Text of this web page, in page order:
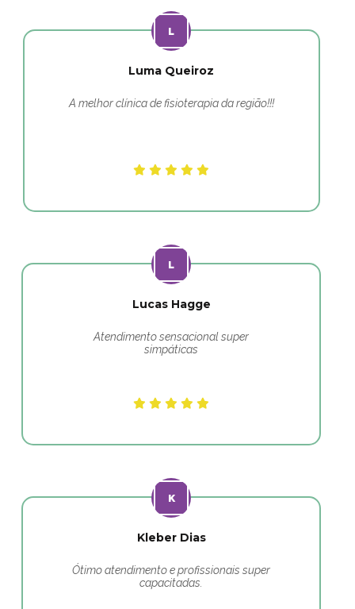
Luma Queiroz
A melhor clínica de fisioterapia da região!!!
Lucas Hagge
Atendimento sensacional super
simpáticas
Kleber Dias
Ótimo atendimento e profissionais super
capacitadas.